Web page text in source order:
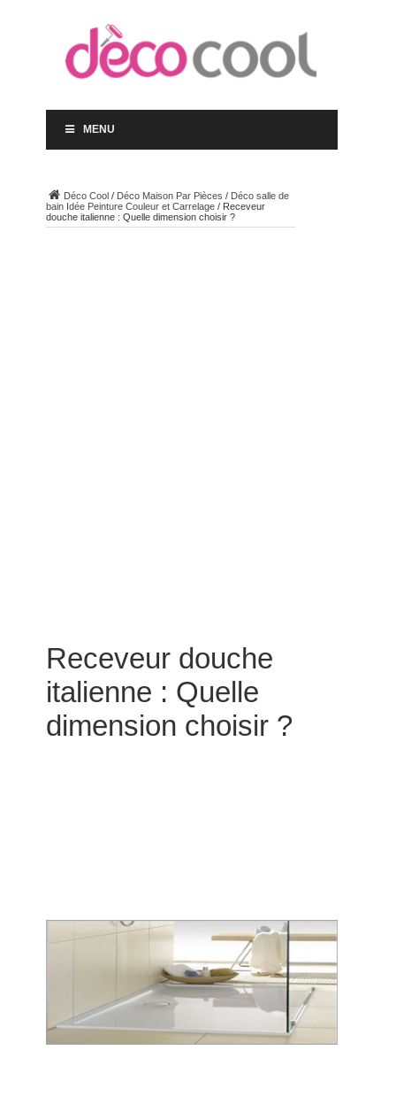
MENU
Déco Cool/ Déco Maison Par Pièces / Déco salle de
bain Idée Peinture Couleur et Carrelage/ Receveur
douche italienne : Quelle dimension choisir ?
Receveur douche
italienne : Quelle
dimension choisir ?